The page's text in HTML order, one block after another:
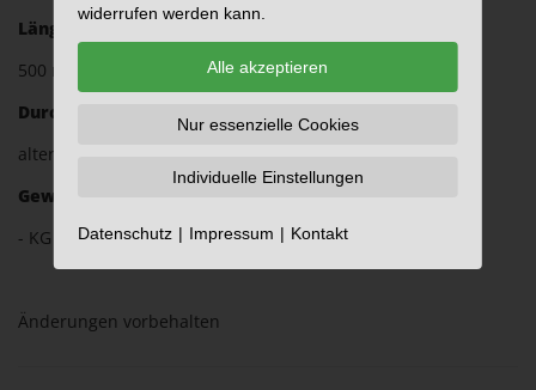
Länge:
500 mm
Durchmesser:
alternativ 40 mm oder 50 mm
Gewicht (ca.):
- KG
Änderungen vorbehalten
widerrufen werden kann.
Alle akzeptieren
Nur essenzielle Cookies
Individuelle Einstellungen
Datenschutz Impressum Kontakt